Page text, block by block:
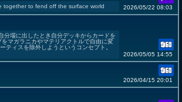
together to fend off the surface world 2026/05/22 08:03
分場に出したとき自分デッキからカードを
マガラニカやマテリアクトルで自由に変
ティスを除外しようというコンセプト。
2026/05/05 14:55
2026/04/15 20:01